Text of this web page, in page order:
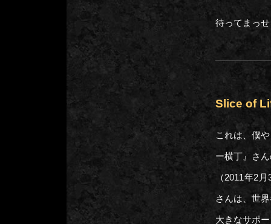
待ってまっ
Slice of
これは、僕
ー横丁』さ
（2011年2
さんは、世
大きなサポ